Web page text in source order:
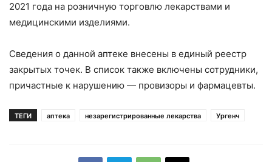
2021 года на розничную торговлю лекарствами и
медицинскими изделиями.
Сведения о данной аптеке внесены в единый реестр
закрытых точек. В список также включены сотрудники,
причастные к нарушению — провизоры и фармацевты.
ТЕГИ аптека незарегистрированные лекарства Ургенч